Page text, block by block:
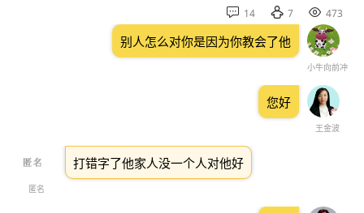
 14  7  473
小牛向前冲
别人怎么对你是因为你教会了他
王金波
您好
匿名
打错字了他家人没一个人对他好